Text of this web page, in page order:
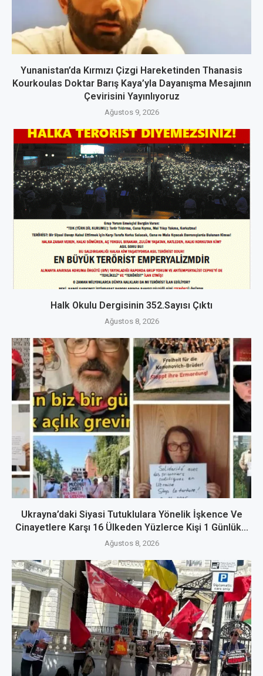
Yunanistan’da Kırmızı Çizgi Hareketinden Thanasis
Kourkoulas Doktar Barış Kaya’yla Dayanışma Mesajının
Çevirisini Yayınlıyoruz
Ağustos 9, 2026
Halk Okulu Dergisinin 352.Sayısı Çıktı
Ağustos 8, 2026
Ukrayna’daki Siyasi Tutuklulara Yönelik İşkence Ve
Cinayetlere Karşı 16 Ülkeden Yüzlerce Kişi 1 Günlük...
Ağustos 8, 2026